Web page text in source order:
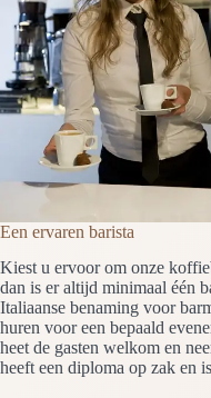
Een ervaren barista
Kiest u ervoor om onze
dan is er altijd minimaal één
Italiaanse benaming voor
huren voor een bepaald
heet de gasten welkom en
heeft een diploma op zak en